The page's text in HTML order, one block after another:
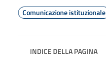
Comunicazione istituzionale
INDICE DELLA PAGINA